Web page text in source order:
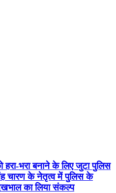
भरा बनाने के लिए जुटा पुलिस
चारण के नेतृत्व में पुलिस के
का लिया संकल्प